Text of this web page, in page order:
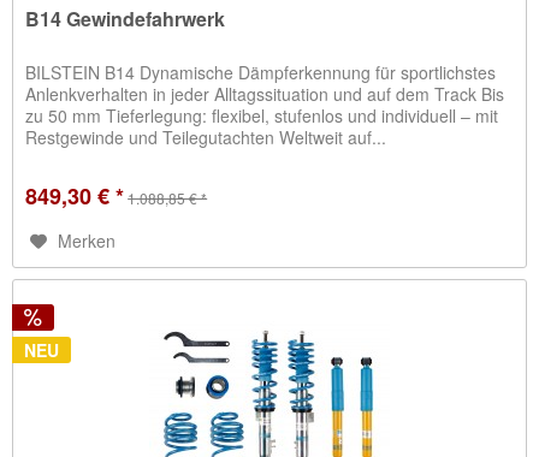
B14 Gewindefahrwerk
BILSTEIN B14 Dynamische Dämpferkennung für sportlichstes
Anlenkverhalten in jeder Alltagssituation und auf dem Track Bis
zu 50 mm Tieferlegung: flexibel, stufenlos und individuell – mit
Restgewinde und Teilegutachten Weltweit auf...
849,30 € *1.088,85 € *
Merken
NEU